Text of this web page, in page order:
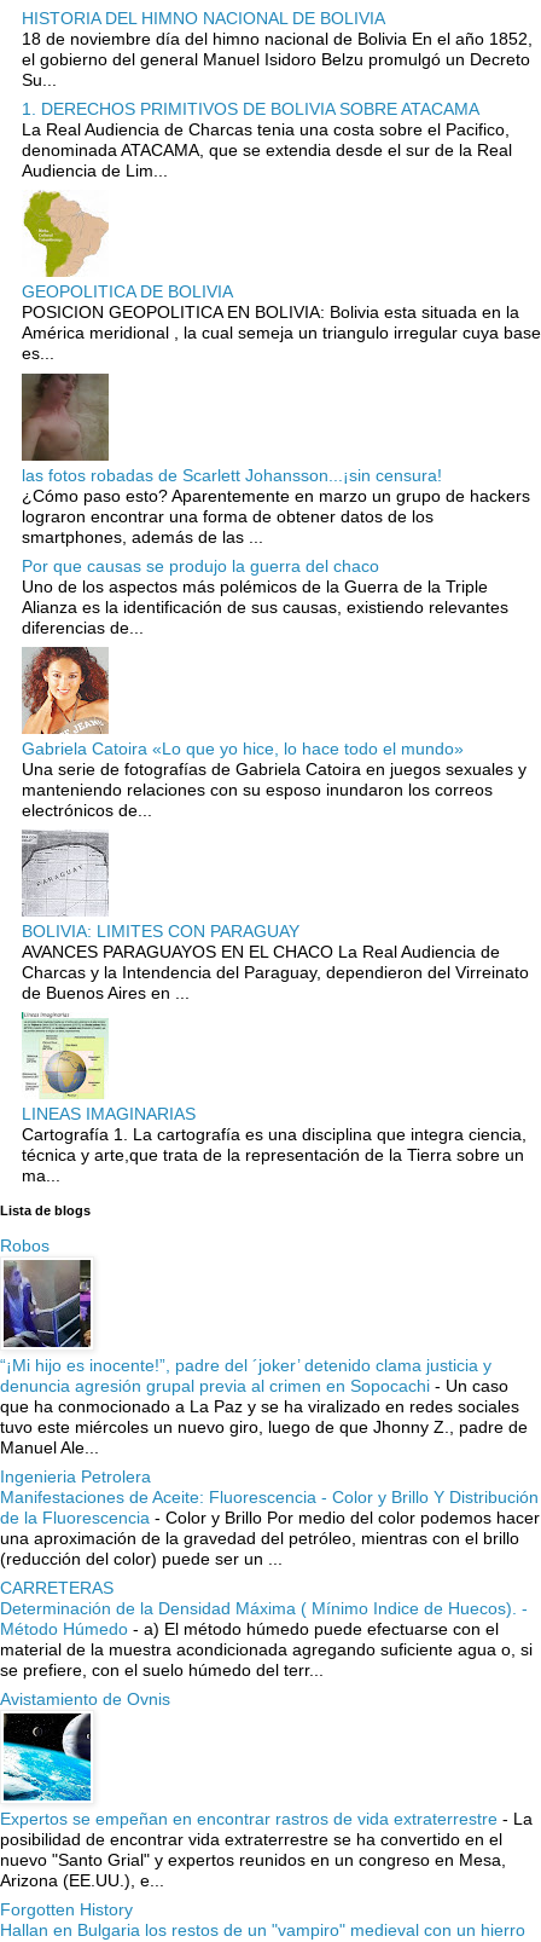
HISTORIA DEL HIMNO NACIONAL DE BOLIVIA
18 de noviembre día del himno nacional de Bolivia En el año 1852,
el gobierno del general Manuel Isidoro Belzu promulgó un Decreto
Su...
1. DERECHOS PRIMITIVOS DE BOLIVIA SOBRE ATACAMA
La Real Audiencia de Charcas tenia una costa sobre el Pacifico,
denominada ATACAMA, que se extendia desde el sur de la Real
Audiencia de Lim...
GEOPOLITICA DE BOLIVIA
POSICION GEOPOLITICA EN BOLIVIA: Bolivia esta situada en la
América meridional , la cual semeja un triangulo irregular cuya base
es...
las fotos robadas de Scarlett Johansson...¡sin censura!
¿Cómo paso esto? Aparentemente en marzo un grupo de hackers
lograron encontrar una forma de obtener datos de los
smartphones, además de las ...
Por que causas se produjo la guerra del chaco
Uno de los aspectos más polémicos de la Guerra de la Triple
Alianza es la identificación de sus causas, existiendo relevantes
diferencias de...
Gabriela Catoira «Lo que yo hice, lo hace todo el mundo»
Una serie de fotografías de Gabriela Catoira en juegos sexuales y
manteniendo relaciones con su esposo inundaron los correos
electrónicos de...
BOLIVIA: LIMITES CON PARAGUAY
AVANCES PARAGUAYOS EN EL CHACO La Real Audiencia de
Charcas y la Intendencia del Paraguay, dependieron del Virreinato
de Buenos Aires en ...
LINEAS IMAGINARIAS
Cartografía 1. La cartografía es una disciplina que integra ciencia,
técnica y arte,que trata de la representación de la Tierra sobre un
ma...
Lista de blogs
Robos
“¡Mi hijo es inocente!”, padre del ´joker’ detenido clama justicia y
denuncia agresión grupal previa al crimen en Sopocachi - Un caso
que ha conmocionado a La Paz y se ha viralizado en redes sociales
tuvo este miércoles un nuevo giro, luego de que Jhonny Z., padre de
Manuel Ale...
Ingenieria Petrolera
Manifestaciones de Aceite: Fluorescencia - Color y Brillo Y Distribución
de la Fluorescencia - Color y Brillo Por medio del color podemos hacer
una aproximación de la gravedad del petróleo, mientras con el brillo
(reducción del color) puede ser un ...
CARRETERAS
Determinación de la Densidad Máxima ( Mínimo Indice de Huecos). -
Método Húmedo - a) El método húmedo puede efectuarse con el
material de la muestra acondicionada agregando suficiente agua o, si
se prefiere, con el suelo húmedo del terr...
Avistamiento de Ovnis
Expertos se empeñan en encontrar rastros de vida extraterrestre - La
posibilidad de encontrar vida extraterrestre se ha convertido en el
nuevo "Santo Grial" y expertos reunidos en un congreso en Mesa,
Arizona (EE.UU.), e...
Forgotten History
Hallan en Bulgaria los restos de un "vampiro" medieval con un hierro